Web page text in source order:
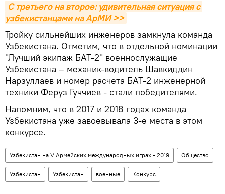
С третьего на второе: удивительная ситуация с
узбекистанцами на АрМИ >>
Тройку сильнейших инженеров замкнула команда
Узбекистана. Отметим, что в отдельной номинации
"Лучший экипаж БАТ-2" военнослужащие
Узбекистана – механик-водитель Шавкиддин
Нарзуллаев и номер расчета БАТ-2 инженерной
техники Феруз Гуччиев - стали победителями.
Напомним, что в 2017 и 2018 годах команда
Узбекистана уже завоевывала 3-е места в этом
конкурсе.
Узбекистан на V Армейских международных играх - 2019 Общество
Узбекистан Узбекистан военные Конкурс